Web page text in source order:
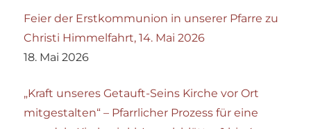
Feier der Erstkommunion in unserer Pfarre zu
Christi Himmelfahrt, 14. Mai 2026
18. Mai 2026
„Kraft unseres Getauft-Seins Kirche vor Ort
mitgestalten“ – Pfarrlicher Prozess für eine